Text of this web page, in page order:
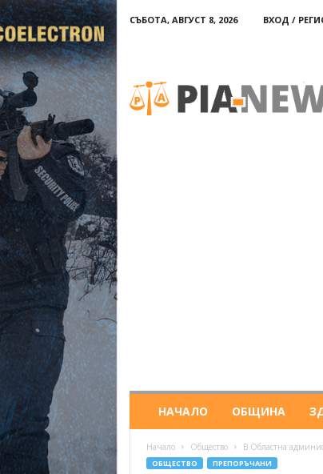
СЪБОТА, АВГУСТ 8, 2026 ВХОД /
НАЧАЛО ОБЩИНА
Начало Общество В Областна
ОБЩЕСТВО ПРЕПОРЪЧАНИ